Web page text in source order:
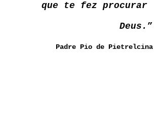
que te fez procurar
Deus. ”
Padre Pio de Pietrelcina